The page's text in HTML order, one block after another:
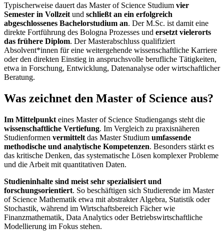
Typischerweise dauert das Master of Science Studium vier
Semester in Vollzeit und schließt an ein erfolgreich
abgeschlossenes Bachelorstudium an. Der M.Sc. ist damit eine
direkte Fortführung des Bologna Prozesses und ersetzt vielerorts
das frühere Diplom. Der Masterabschluss qualifiziert
Absolvent*innen für eine weitergehende wissenschaftliche Karriere
oder den direkten Einstieg in anspruchsvolle berufliche Tätigkeiten,
etwa in Forschung, Entwicklung, Datenanalyse oder wirtschaftlicher
Beratung.
Was zeichnet den Master of Science aus?
Im Mittelpunkt eines Master of Science Studiengangs steht die
wissenschaftliche Vertiefung. Im Vergleich zu praxisnäheren
Studienformen vermittelt das Master Studium umfassende
methodische und analytische Kompetenzen. Besonders stärkt es
das kritische Denken, das systematische Lösen komplexer Probleme
und die Arbeit mit quantitativen Daten.
Studieninhalte sind meist sehr spezialisiert und
forschungsorientiert. So beschäftigen sich Studierende im Master
of Science Mathematik etwa mit abstrakter Algebra, Statistik oder
Stochastik, während im Wirtschaftsbereich Fächer wie
Finanzmathematik, Data Analytics oder Betriebswirtschaftliche
Modellierung im Fokus stehen.